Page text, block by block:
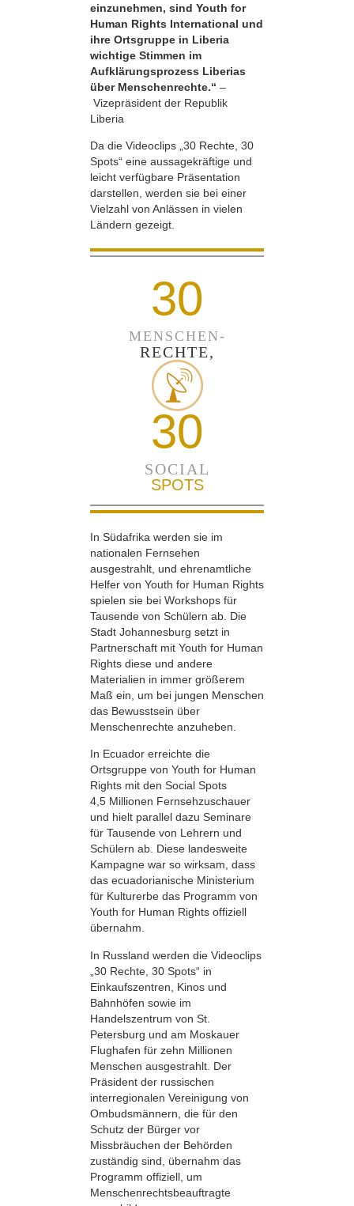
einzunehmen, sind Youth for
Human Rights International und
ihre Ortsgruppe in Liberia
wichtige Stimmen im
Aufklärungsprozess Liberias
über Menschenrechte.“ –
Vizepräsident der Republik
Liberia
Da die Videoclips „30 Rechte, 30
Spots“ eine aussagekräftige und
leicht verfügbare Präsentation
darstellen, werden sie bei einer
Vielzahl von Anlässen in vielen
Ländern gezeigt.
30
MENSCHEN-
RECHTE,
30
SOCIAL
SPOTS
In Südafrika werden sie im
nationalen Fernsehen
ausgestrahlt, und ehrenamtliche
Helfer von Youth for Human Rights
spielen sie bei Workshops für
Tausende von Schülern ab. Die
Stadt Johannesburg setzt in
Partnerschaft mit Youth for Human
Rights diese und andere
Materialien in immer größerem
Maß ein, um bei jungen Menschen
das Bewusstsein über
Menschenrechte anzuheben.
In Ecuador erreichte die
Ortsgruppe von Youth for Human
Rights mit den Social Spots
4,5 Millionen Fernsehzuschauer
und hielt parallel dazu Seminare
für Tausende von Lehrern und
Schülern ab. Diese landesweite
Kampagne war so wirksam, dass
das ecuadorianische Ministerium
für Kulturerbe das Programm von
Youth for Human Rights offiziell
übernahm.
In Russland werden die Videoclips
„30 Rechte, 30 Spots“ in
Einkaufszentren, Kinos und
Bahnhöfen sowie im
Handelszentrum von St.
Petersburg und am Moskauer
Flughafen für zehn Millionen
Menschen ausgestrahlt. Der
Präsident der russischen
interregionalen Vereinigung von
Ombudsmännern, die für den
Schutz der Bürger vor
Missbräuchen der Behörden
zuständig sind, übernahm das
Programm offiziell, um
Menschenrechtsbeauftragte